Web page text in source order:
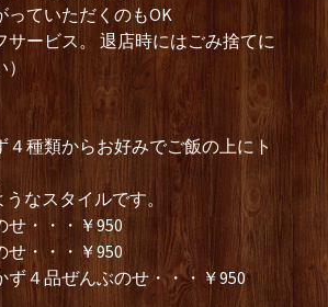
っていただくのもOK
サービス。 退店時にはごみ捨てに
４種類からお好みでご飯の上にト
なスタイルです。
せ・・・￥950
せ・・・￥950
ず４品ぜんぶのせ・・・￥950